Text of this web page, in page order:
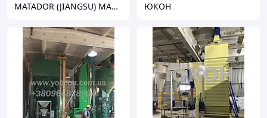
MATADOR (JIANGSU) MACHINERY ENGINEERING CO.,LTD ЮКОН